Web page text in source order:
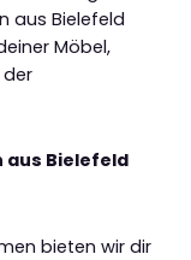
aus Bielefeld
Möbel,
aus Bielefeld
bieten wir dir